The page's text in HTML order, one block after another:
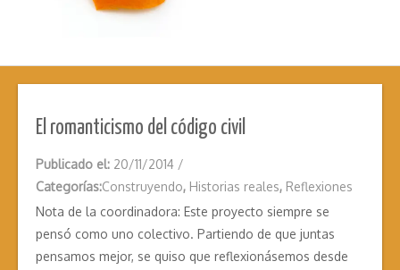
El romanticismo del código civil
Publicado el: 20/11/2014 /
Categorías:Construyendo, Historias reales, Reflexiones
Nota de la coordinadora: Este proyecto siempre se
pensó como uno colectivo. Partiendo de que juntas
pensamos mejor, se quiso que reflexionásemos desde